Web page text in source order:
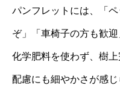
パンフレットには、「
ぞ」「車椅子の方も歓
化学肥料を使わず、樹
配慮にも細やかさが感じ